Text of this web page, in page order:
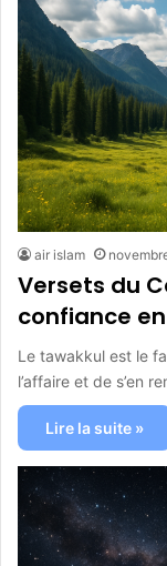
air islam
Versets du
confiance
Le tawakkul est le
l’affaire et de s’en
Lire la suite »